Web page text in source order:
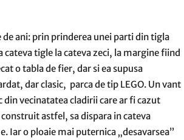
de ani: prin prinderea unei parti din tigla
cateva tigle la cateva zeci, la margine fiind
o tabla de fier, dar si ea supusa
dar clasic, parca de tip LEGO. Un vant
vecinatatea cladirii care ar fi cazut
astfel, sa dispara in cateva
Iar o ploaie mai puternica „desavarsea”